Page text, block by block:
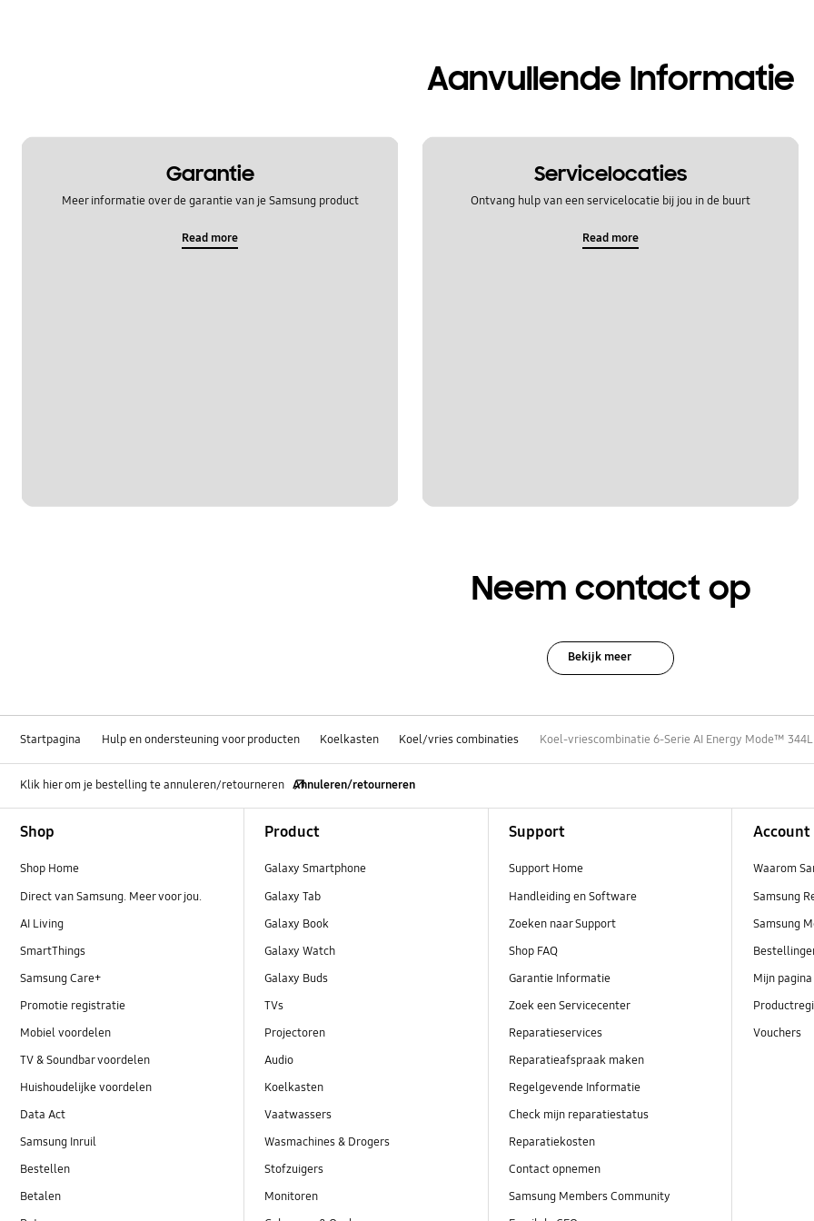
Aanvullende Informatie
Garantie
Meer informatie over de garantie van je Samsung product
Read more
Servicelocaties
Ontvang hulp van een servicelocatie bij jou in de buurt
Read more
Neem contact op
Bekijk meer
Startpagina Hulp en ondersteuning voor producten Koelkasten Koel/vries combinaties Koel-vriescombinatie 6-Serie AI Energy Mode™ 344L
Klik hier om je bestelling te annuleren/retourneren Annuleren/retourneren
Shop
Shop Home
Direct van Samsung. Meer voor jou.
AI Living
SmartThings
Samsung Care+
Promotie registratie
Mobiel voordelen
TV & Soundbar voordelen
Huishoudelijke voordelen
Data Act
Samsung Inruil
Bestellen
Betalen
Product
Galaxy Smartphone
Galaxy Tab
Galaxy Book
Galaxy Watch
Galaxy Buds
TVs
Projectoren
Audio
Koelkasten
Vaatwassers
Wasmachines & Drogers
Stofzuigers
Monitoren
Support
Support Home
Handleiding en Software
Zoeken naar Support
Shop FAQ
Garantie Informatie
Zoek een Servicecenter
Reparatieservices
Reparatieafspraak maken
Regelgevende Informatie
Check mijn reparatiestatus
Reparatiekosten
Contact opnemen
Samsung Members Community
Account
Waarom
Samsung
Samsung
Mijn pagina
Vouchers